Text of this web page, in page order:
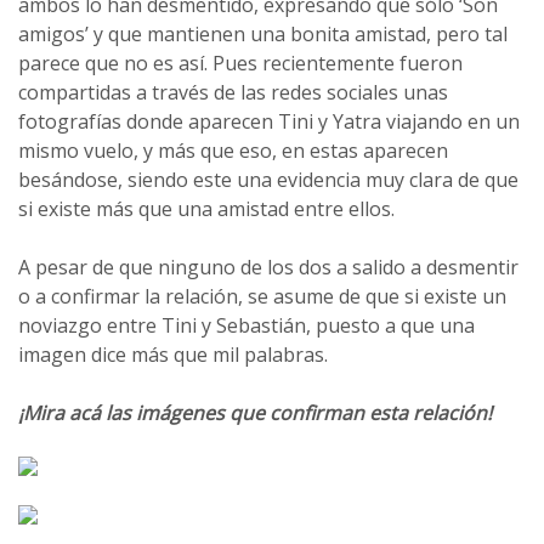
amigos’ y que mantienen una bonita amistad, pero tal
parece que no es así. Pues recientemente fueron
compartidas a través de las redes sociales unas
fotografías donde aparecen Tini y Yatra viajando en un
mismo vuelo, y más que eso, en estas aparecen
besándose, siendo este una evidencia muy clara de que
si existe más que una amistad entre ellos.
A pesar de que ninguno de los dos a salido a desmentir
o a confirmar la relación, se asume de que si existe un
noviazgo entre Tini y Sebastián, puesto a que una
imagen dice más que mil palabras.
¡Mira acá las imágenes que confirman esta relación!